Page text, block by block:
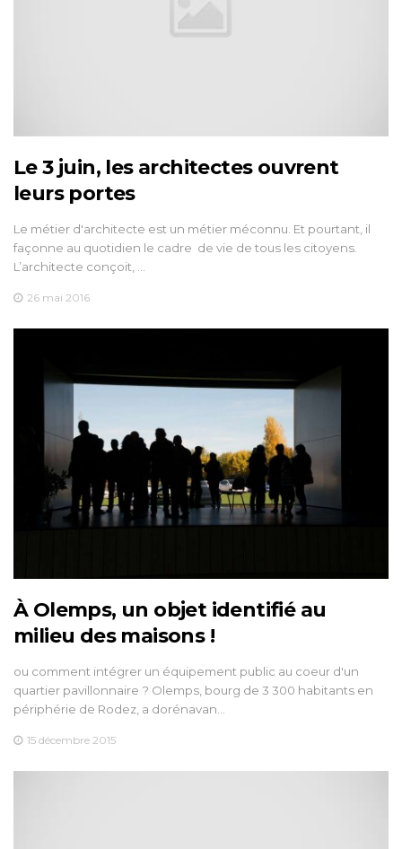
Le 3 juin, les architectes ouvrent
leurs portes
Le métier d'architecte est un métier méconnu. Et pourtant, il
façonne au quotidien le cadre de vie de tous les citoyens.
L’architecte conçoit, …
26 mai 2016
À Olemps, un objet identifié au
milieu des maisons !
ou comment intégrer un équipement public au coeur d'un
quartier pavillonnaire ? Olemps, bourg de 3 300 habitants en
périphérie de Rodez, a dorénavan…
15 décembre 2015